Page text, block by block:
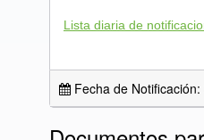
Lista diaria de
Fecha de